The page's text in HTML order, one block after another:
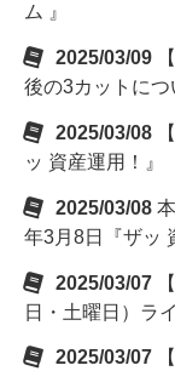
ム 』
2025/03/09
後の3カットにつ
2025/03/08
ッ 資産運用！』
2025/03/08
年3月8日『ザッ
2025/03/07
日・土曜日）ラ
2025/03/07